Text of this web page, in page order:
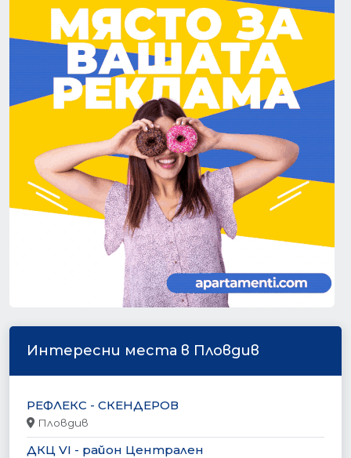
Интересни места в Пловдив
РЕФЛЕКС - СКЕНДЕРОВ
Пловдив
ДКЦ VI - район Централен